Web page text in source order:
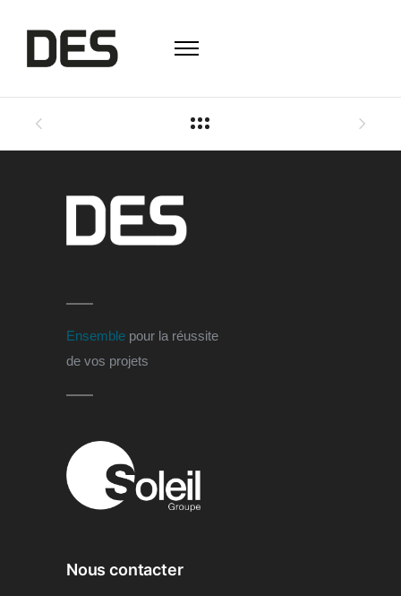
Ensemble pour la réussite
de vos projets
Nous contacter